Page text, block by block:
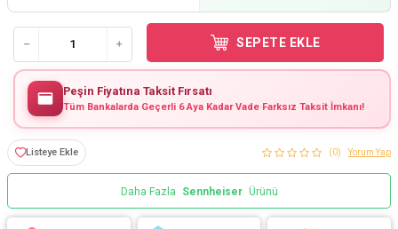
SEPETE EKLE
Peşin Fiyatına Taksit Fırsatı
Tüm Bankalarda Geçerli 6 Aya Kadar Vade Farksız Taksit İmkanı!
Listeye Ekle (0) Yorum Yap
Daha Fazla Sennheiser Ürünü